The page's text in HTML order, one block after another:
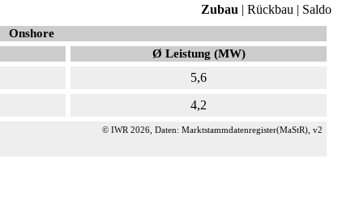
Zubau | Rückbau | Saldo
Onshore
Ø Leistung (MW)
5,6
4,2
© IWR 2026, Daten: Marktstammdatenregister(MaStR), v2